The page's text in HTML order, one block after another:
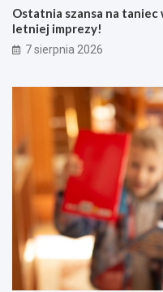
Ostatnia szansa na taniec
letniej imprezy!
7 sierpnia 2026